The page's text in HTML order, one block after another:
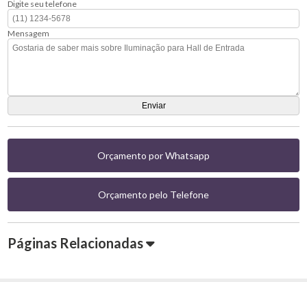
Digite seu telefone
Mensagem
Orçamento por Whatsapp
Orçamento pelo Telefone
Páginas Relacionadas